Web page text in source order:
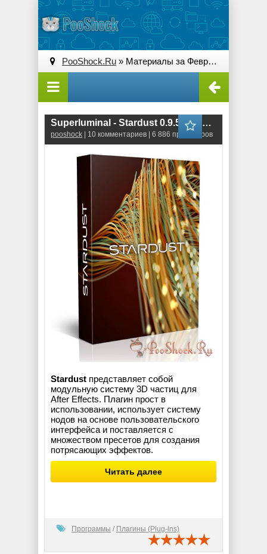
PooShock.Ru » Материалы за Февраль 2017 года » Страница 3
Superluminal - Stardust 0.9.5 RePack
pooshock | 10 комментариев | 6 886 просмотров
Stardust представляет собой
модульную систему 3D частиц для
After Effects. Плагин прост в
использовании, использует систему
нодов на основе пользовательского
интерфейса и поставляется с
множеством пресетов для создания
потрясающих эффектов.
Читать далее
Программы / Плагины (Plug-ins)